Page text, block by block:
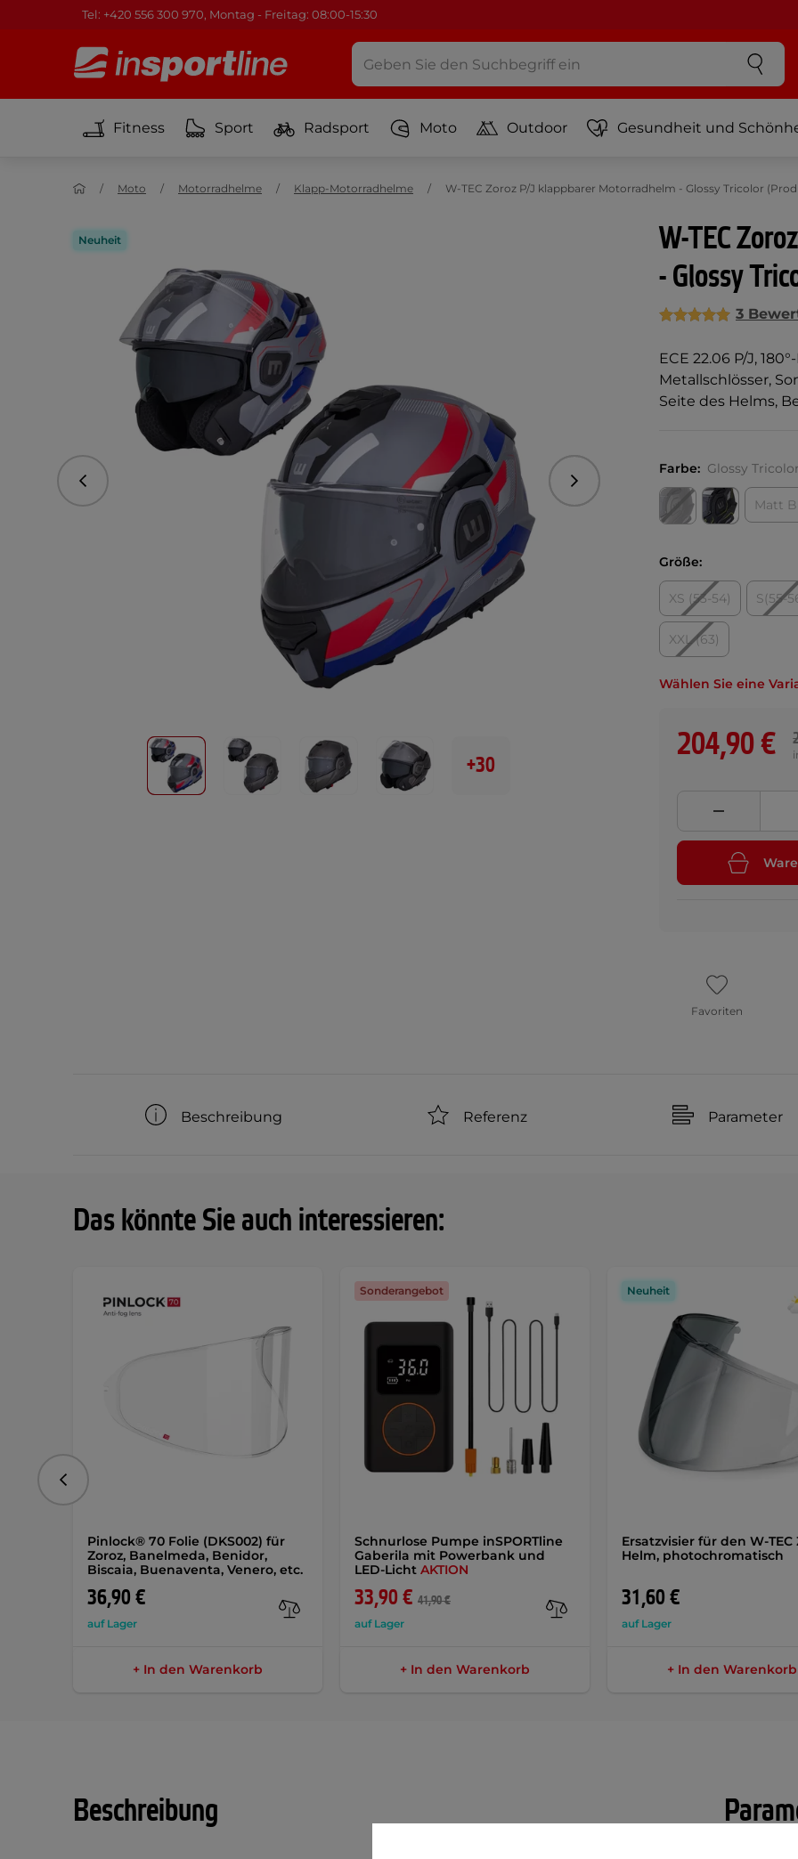
Tel: +420 556 300 970, Montag - Freitag: 08:00-15:30
Fitness Sport Radsport Moto Outdoor Gesundheit und
Moto Motorradhelme Klapp-Motorradhelme W-TEC Zoroz P/J klappbarer Motorradhelm - Glossy Tricolor
W-TEC
- Glossy
3
ECE 22.06 P/J,
Metallschlösser,
Seite des Helms,
Neuheit
vorhergehend Folgend
+30
Farbe: Glossy Tricolor
Matt
Größe:
XS (53-54) S(55-
XXL (63)
Wählen Sie eine
204,90 €
Favoriten
Beschreibung Referenz Parameter
Das könnte Sie auch interessieren:
Pinlock® 70 Folie (DKS002) für
Zoroz, Banelmeda, Benidor,
Biscaia, Buenaventa, Venero, etc.
36,90 €
auf Lager
+ In den Warenkorb
Schnurlose Pumpe inSPORTline
Gaberila mit Powerbank und
LED-Licht AKTION
33,90 € 41,90 €
auf Lager
Sonderangebot
+ In den Warenkorb
Ersatzvisier für den W-TEC
Helm, photochromatisch
31,60 €
auf Lager
Neuheit
+ In den Warenkorb
vorhergehend
Beschreibung